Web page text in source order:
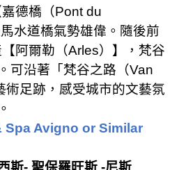
德橋（Pont du
水道橋氣勢雄偉。隨後前
阿爾勒（Arles）】，梵谷
可沿著「梵谷之路（Van
術足跡，感受城市的文藝氛
Spa Avigno or Similar
斯- 聖保羅旺斯 -尼斯